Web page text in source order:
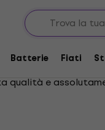
Batterie Fiati
e